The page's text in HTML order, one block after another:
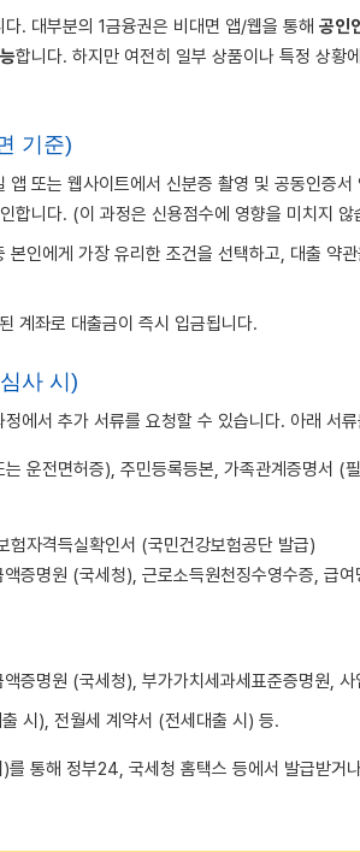
. 대부분의 1금융권은 비대면 앱/웹을 통해 공인
합니다. 하지만 여전히 일부 상품이나 특정 상황
기준)
앱 또는 웹사이트에서 신분증 촬영 및 공동인증
합니다. (이 과정은 신용점수에 영향을 미치지 않
본인에게 가장 유리한 조건을 선택하고, 대출 약
계좌로 대출금이 즉시 입금됩니다.
사 시)
에서 추가 서류를 요청할 수 있습니다. 아래 서
운전면허증), 주민등록등본, 가족관계증명서 (
험자격득실확인서 (국민건강보험공단 발급)
증명원 (국세청), 근로소득원천징수영수증, 급
증명원 (국세청), 부가가치세과세표준증명원, 사
시), 전월세 계약서 (전세대출 시) 등.
통해 정부24, 국세청 홈택스 등에서 발급받거